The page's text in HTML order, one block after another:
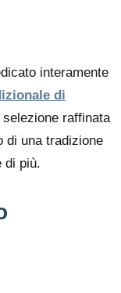
interamente
di
raffinata
di una tradizione
di più.